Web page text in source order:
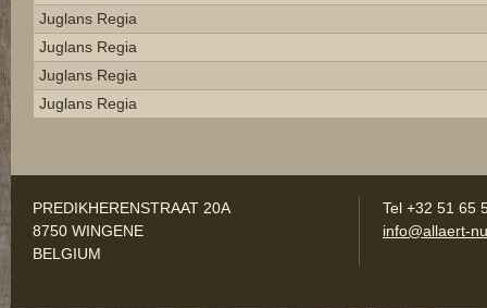
Juglans Regia
Juglans Regia
Juglans Regia
Juglans Regia
PREDIKHERENSTRAAT 20A
8750 WINGENE
BELGIUM
Tel +32 51 65
info@allaert-